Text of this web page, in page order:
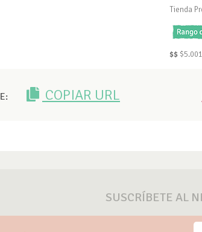
Tienda
$$
COPIAR URL
SUSCRÍBETE AL